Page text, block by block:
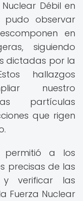
Débil en
observar
en
siguiendo
dictadas por la
hallazgos
nuestro
partículas
que rigen
permitió a los
precisas de las
y verificar las
Fuerza Nuclear